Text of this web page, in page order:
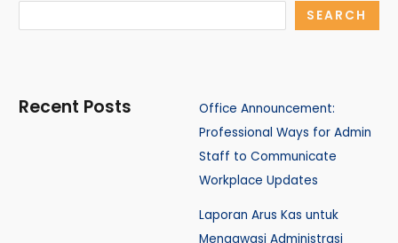
SEARCH
Recent Posts
Office Announcement:
Professional Ways for Admin
Staff to Communicate
Workplace Updates
Laporan Arus Kas untuk
Mengawasi Administrasi